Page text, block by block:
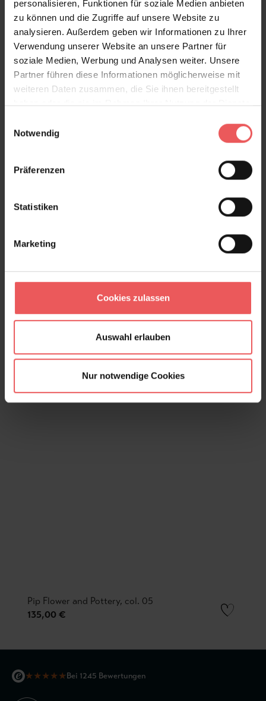
personalisieren, Funktionen für soziale Medien anbieten
zu können und die Zugriffe auf unsere Website zu
analysieren. Außerdem geben wir Informationen zu Ihrer
Verwendung unserer Website an unsere Partner für
soziale Medien, Werbung und Analysen weiter. Unsere
Partner führen diese Informationen möglicherweise mit
weiteren Daten zusammen, die Sie ihnen bereitgestellt
haben oder die sie im Rahmen Ihrer Nutzung der Dienste
Notwendig
Präferenzen
Statistiken
Marketing
Cookies zulassen
Auswahl erlauben
Nur notwendige Cookies
Produktgalerie überspringen
Variante
Pip Flower and Pottery, col. 03
Pip Flower and Pottery, col. 05
135,00 €
★★★★★Bei 1245 Bewertungen